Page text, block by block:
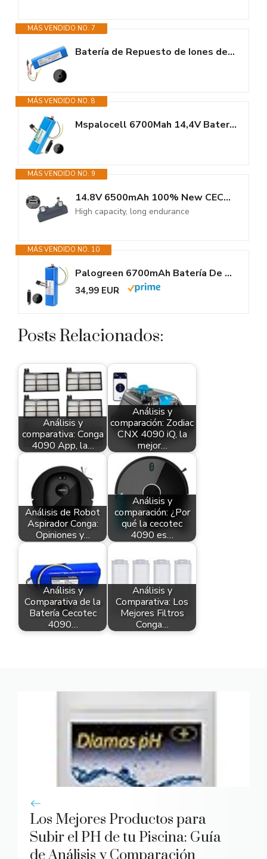
MÁS VENDIDO NO. 7
Batería de Repuesto de Iones de Litio de 14,4 V y 5600 mAh Compatible con...
MÁS VENDIDO NO. 8
Mspalocell 6700Mah 14,4V Batería De Repuesto para Conga 4690 4090 4490...
MÁS VENDIDO NO. 9
14.8V 6500mAh 100% New CECOTEC Conga 4090 4490 4690 4590 Mopping Robot...
High capacity, long endurance
MÁS VENDIDO NO. 10
Palogreen 6700mAh Batería De Repuesto de Compatible con CECOTEC Conga 4690...
34,99 EUR
Posts Relacionados:
Análisis y
comparativa: Conga
4090 App, la…
Análisis y
comparación: Zodiac
CNX 4090 iQ, la
mejor…
Análisis de Robot
Aspirador Conga:
Opiniones y…
Análisis y
comparación: ¿Por
qué la cecotec
4090 es…
Análisis y
Comparativa de la
Batería Cecotec
4090…
Análisis y
Comparativa: Los
Mejores Filtros
Conga…
Los Mejores Productos para
Subir el PH de tu Piscina: Guía